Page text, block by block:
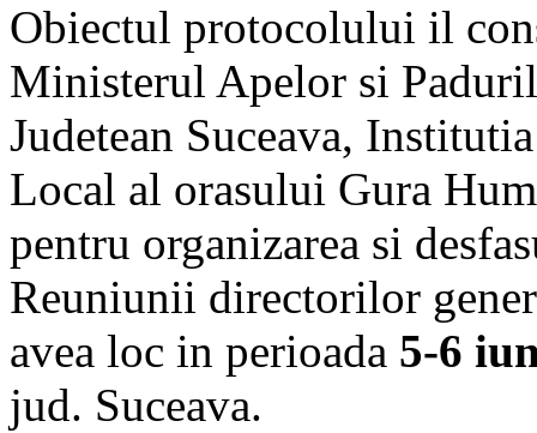
Obiectul protocolului il
Ministerul Apelor si
Judetean Suceava,
Local al orasului Gura
pentru organizarea si
Reuniunii directorilor
avea loc in perioada 5-6
jud. Suceava.